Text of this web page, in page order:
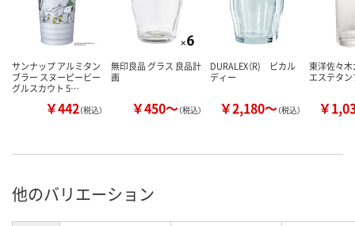
サンナップ アルミタン
ブラー スヌーピービー
グルスカウト 5…
￥442（税込）
無印良品 グラス 良品計
画
￥450～（税込）
DURALEX（R) ピカル
ディー
￥2,180～（税込）
東洋佐々
エステタ
￥
他のバリエーション